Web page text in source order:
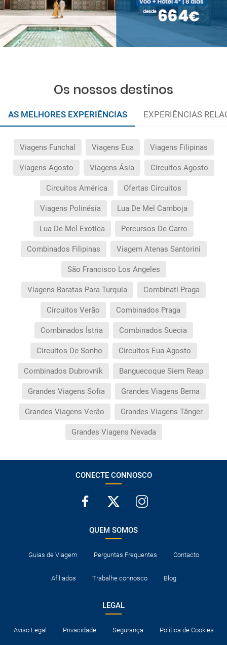
Os nossos destinos
AS MELHORES EXPERIÊNCIAS EXPERIÊNCIAS
Viagens Funchal Viagens Eua Viagens Filipinas
Viagens Agosto Viagens Ásia Circuitos Agosto
Circuitos América Ofertas Circuitos
Viagens Polinésia Lua De Mel Camboja
Lua De Mel Exotica Percursos De Carro
Combinados Filipinas Viagem Atenas Santorini
São Francisco Los Angeles
Viagens Baratas Para Turquia Combinati Praga
Circuitos Verão Combinados Praga
Combinados Ístria Combinados Suecia
Circuitos De Sonho Circuitos Eua Agosto
Combinados Dubrovnik Banguecoque Siem Reap
Grandes Viagens Sofia Grandes Viagens Berna
Grandes Viagens Verão Grandes Viagens Tânger
Grandes Viagens Nevada
CONECTE CONNOSCO
QUEM SOMOS
Guias de Viagem Perguntas Frequentes Contacto
Afiliados Trabalhe connosco Blog
LEGAL
Aviso Legal Privacidade Segurança Política de Cookies